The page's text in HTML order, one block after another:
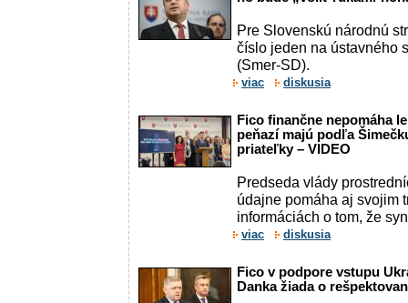
Pre Slovenskú národnú
číslo jeden na ústavného
(Smer-SD).
viac diskusia
Fico finančne nepomáha
peňazí majú podľa
priateľky – VIDEO
Predseda vlády
údajne pomáha aj svojim
informáciách o tom, že
viac diskusia
Fico v podpore vstupu
Danka žiada o